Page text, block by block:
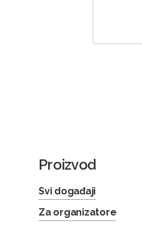
Proizvod
Svi događaji
Za organizatore